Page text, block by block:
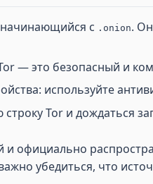
начинающийся с .onion.
— это безопасный и
используйте
Tor и дождаться
официально
убедиться, что